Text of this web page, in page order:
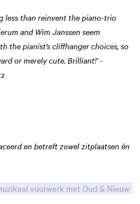
less than reinvent the piano-trio
and Wim Janssen seem
the pianist’s cliffhanger choices, so
or merely cute. Brilliant!'-
en betreft zowel zitplaatsen én
vuurwerk met Oud & Nieuw